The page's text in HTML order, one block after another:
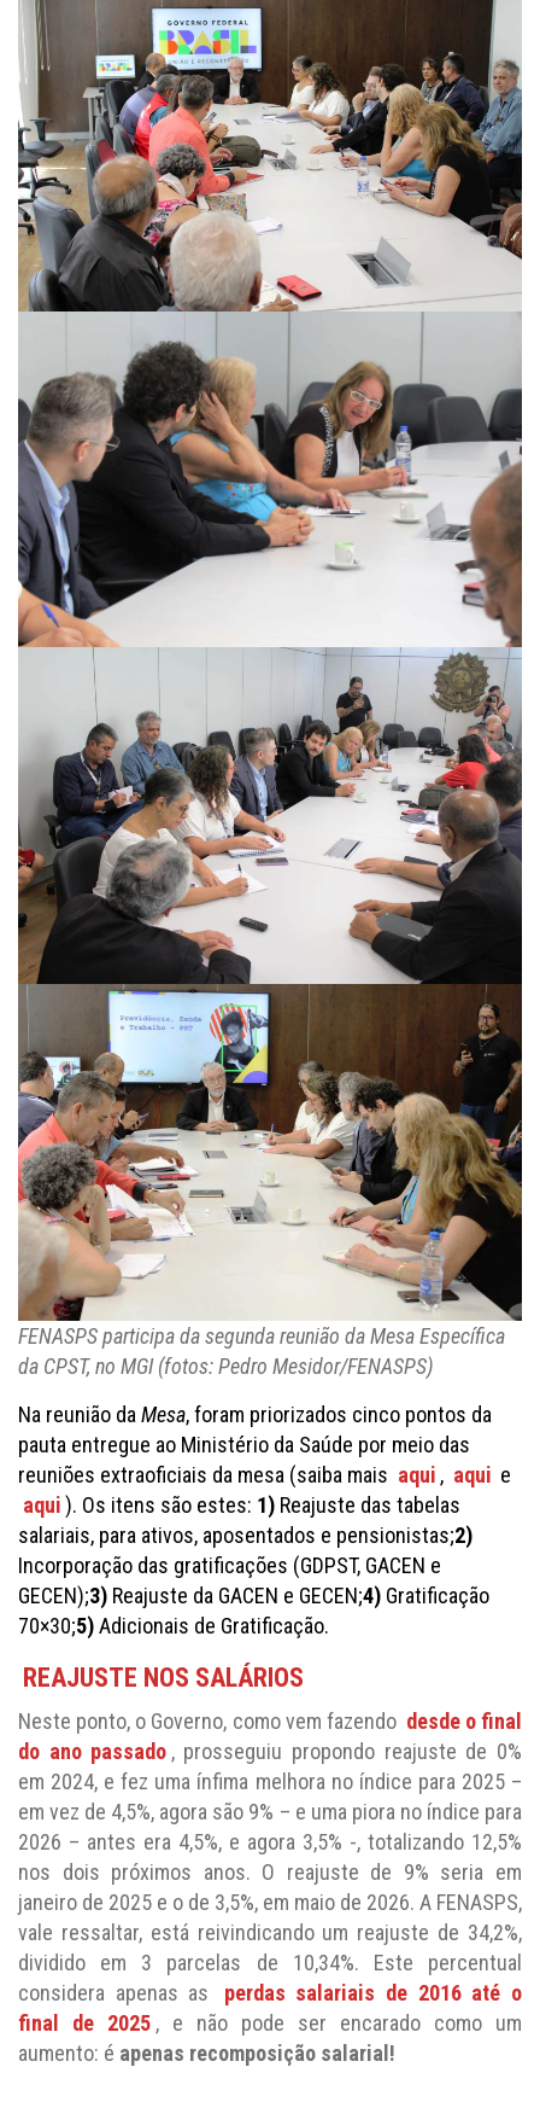
FENASPS participa da segunda reunião da Mesa Específica
da CPST, no MGI (fotos: Pedro Mesidor/FENASPS)
Na reunião da Mesa, foram priorizados cinco pontos da
pauta entregue ao Ministério da Saúde por meio das
reuniões extraoficiais da mesa (saiba mais aqui , aqui e
aqui). Os itens são estes: 1) Reajuste das tabelas
salariais, para ativos, aposentados e pensionistas;2)
Incorporação das gratificações (GDPST, GACEN e
GECEN);3) Reajuste da GACEN e GECEN;4) Gratificação
70×30;5)Adicionais de Gratificação.
REAJUSTE NOS SALÁRIOS
Neste ponto, o Governo, como vem fazendo desde o final
do ano passado , prosseguiu propondo reajuste de 0%
em 2024, e fez uma ínfima melhora no índice para 2025 –
em vez de 4,5%, agora são 9% – e uma piora no índice para
2026 – antes era 4,5%, e agora 3,5% -, totalizando 12,5%
nos dois próximos anos. O reajuste de 9% seria em
janeiro de 2025 e o de 3,5%, em maio de 2026. A FENASPS,
vale ressaltar, está reivindicando um reajuste de 34,2%,
dividido em 3 parcelas de 10,34%. Este percentual
considera apenas as
perdas salariais de 2016 até o
final de 2025 , e não pode ser encarado como um
aumento: é apenas recomposição salarial!